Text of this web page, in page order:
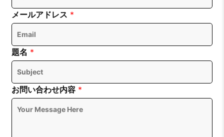
メールアドレス *
題名 *
お問い合わせ内容 *